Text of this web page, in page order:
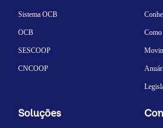
Sistema OCB
OCB
SESCOOP
CNCOOP
Soluções